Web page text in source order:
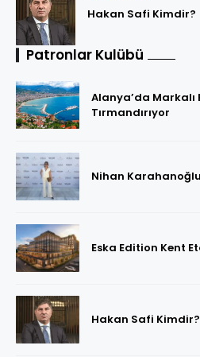
Hakan Safi Kimdir?
Patronlar Kulübü
Alanya’da Markalı
Tırmandırıyor
Nihan
Eska Edition Kent
Hakan Safi Kimdir?